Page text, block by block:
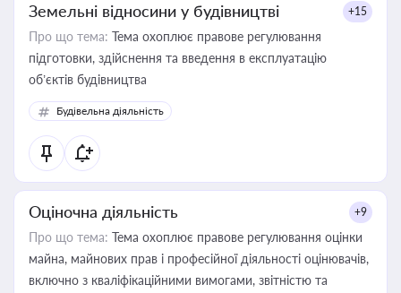
Земельні відносини у будівництві +15
Про що тема: Тема охоплює правове регулювання
підготовки, здійснення та введення в експлуатацію
об’єктів будівництва
Будівельна діяльність
Оціночна діяльність +9
Про що тема: Тема охоплює правове регулювання оцінки
майна, майнових прав і професійної діяльності оцінювачів,
включно з кваліфікаційними вимогами, звітністю та